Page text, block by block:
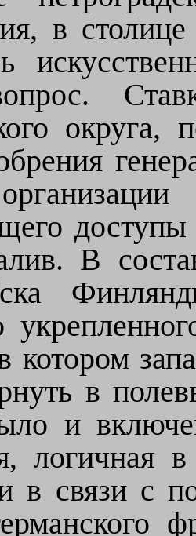
в
В
котором
в
и
логичная
в связи с